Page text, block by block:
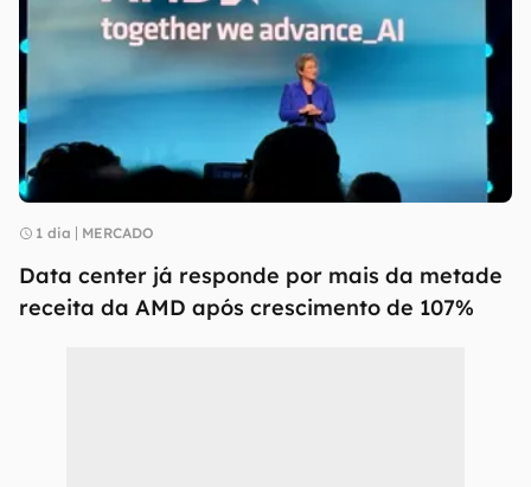
1 dia MERCADO
Data center já responde por mais da metade
receita da AMD após crescimento de 107%